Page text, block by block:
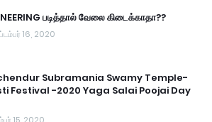
படித்தால் வேலை கிடைக்காதா??
16, 2020
Subramania Swamy Temple-
Festival -2020 Yaga Salai Poojai Day